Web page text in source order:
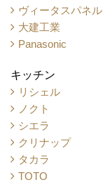
ヴィータスパネル
大建工業
Panasonic
キッチン
リシェル
ノクト
シエラ
クリナップ
タカラ
TOTO